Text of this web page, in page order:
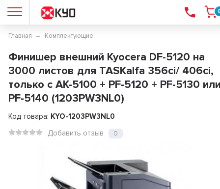
Главная Комплектующие
Финишер внешний Kyocera DF-5120 на
3000 листов для TASKalfa 356ci/ 406ci,
только с AK-5100 + PF-5120 + PF-5130
PF-5140 (1203PW3NL0)
Код товара: KYO-1203PW3NL0
Добавить отзыв
0